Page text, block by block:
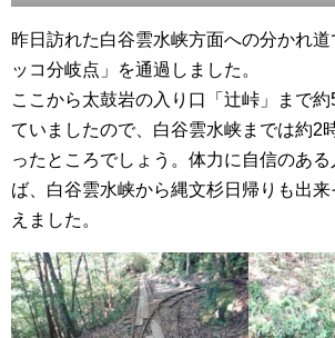
昨日訪れた白谷雲水峡方面への分かれ道
ッコ分岐点」を通過しました。
ここから太鼓岩の入り口「辻峠」まで
ていましたので、白谷雲水峡までは約2
ったところでしょう。体力に自信のあ
ば、白谷雲水峡から縄文杉日帰りも出
えました。